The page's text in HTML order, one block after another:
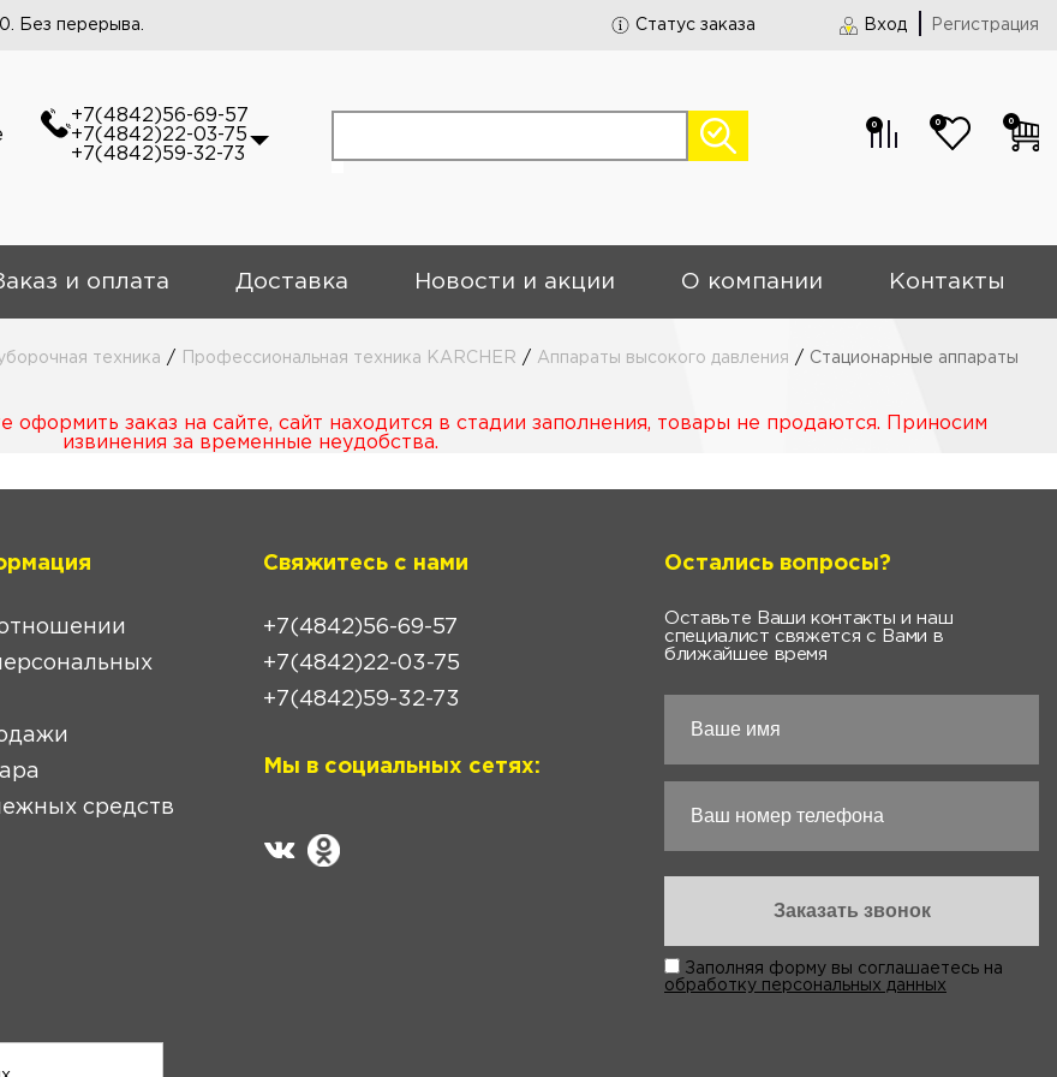
Без перерыва. Статус заказа Вход Регистрация
+7(4842)56-69-57
+7(4842)22-03-75
+7(4842)59-32-73
0 0 0
и оплата Доставка Новости и акции О компании Контакты
техника / Профессиональная техника KARCHER / Аппараты высокого давления / Стационарные аппараты
заказ на сайте, сайт находится в стадии заполнения, товары не продаются. Приносим
извинения за временные неудобства.
средств
Свяжитесь с нами
+7(4842)56-69-57
+7(4842)22-03-75
+7(4842)59-32-73
Мы в социальных сетях:
Остались вопросы?
Оставьте Ваши контакты и наш
специалист свяжется с Вами в
ближайшее время
Заполняя форму вы соглашаетесь на
обработку персональных данных